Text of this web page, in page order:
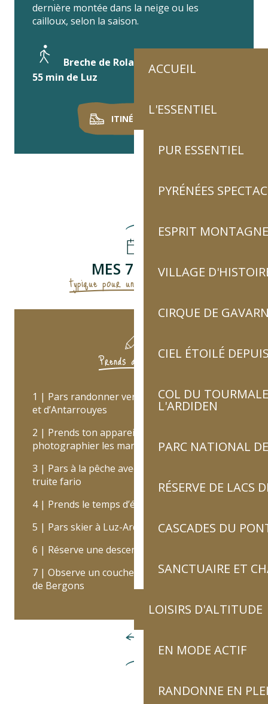
ACCUEIL
L'ESSENTIEL
PUR ESSENTIEL
PYRÉNÉES
ESPRIT MONTAGNE
VILLAGE
CIRQUE DE
CIEL ÉTOILÉ
COL DU
L'ARDIDEN
PARC NATIONAL
RÉSERVE DE LACS
CASCADES DU
SANCTUAIRE ET
LOISIRS D'ALTITUDE
EN MODE ACTIF
RANDONNE EN
dernière montée dans la neige ou les
cailloux, selon la saison.
Breche de Roland
55 min de Luz
ITINÉRAIRE ICI
MES 7 IDÉES
typique pour un séjour réussi !
Prends des notes
1 | Pars randonner vers les lacs de Cestrède
et d’Antarrouyes
2 | Prends ton appareil photo pour
photographier les marmottes
3 | Pars à la pêche avec un guide, taquiner la
truite fario
4 | Prends le temps d’écouter la nature
5 | Pars skier à Luz-Ardiden
6 | Réserve une descente en canyon
7 | Observe un coucher de soleil depuis le Pic
de Bergons